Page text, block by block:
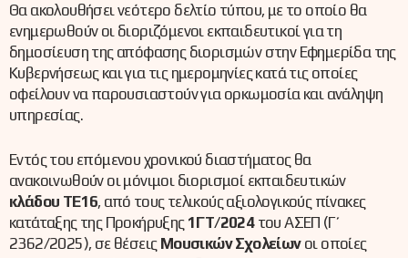
Θα ακολουθήσει νεότερο δελτίο τύπου, με το οποίο θα
ενημερωθούν οι διοριζόμενοι εκπαιδευτικοί για τη
δημοσίευση της απόφασης διορισμών στην Εφημερίδα της
Κυβερνήσεως και για τις ημερομηνίες κατά τις οποίες
οφείλουν να παρουσιαστούν για ορκωμοσία και ανάληψη
υπηρεσίας.
Εντός του επόμενου χρονικού διαστήματος θα
ανακοινωθούν οι μόνιμοι διορισμοί εκπαιδευτικών
κλάδου ΤΕ16, από τους τελικούς αξιολογικούς πίνακες
κατάταξης της Προκήρυξης 1ΓΤ/2024του ΑΣΕΠ (Γ΄
2362/2025), σε θέσειςΜουσικών Σχολείωνοι οποίες